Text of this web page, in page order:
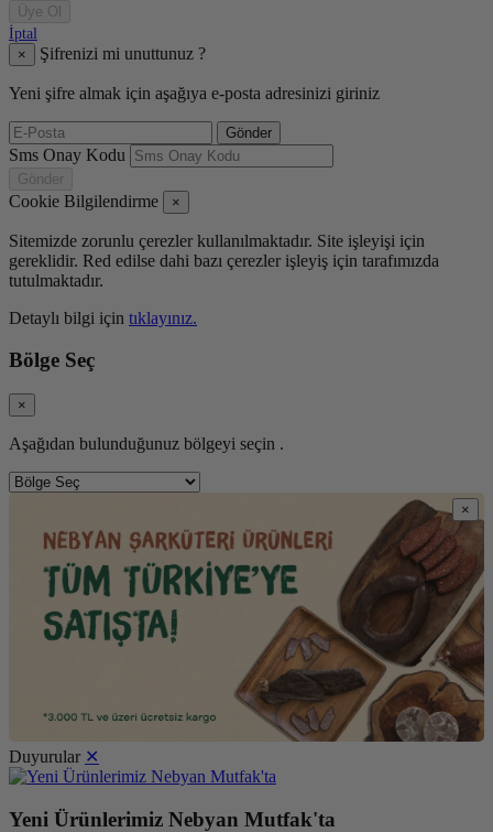
Üye Ol
İptal
×
Şifrenizi mi unuttunuz ?
Yeni şifre almak için aşağıya e-posta adresinizi giriniz
Gönder
Sms Onay Kodu
Gönder
Cookie Bilgilendirme ×
Sitemizde zorunlu çerezler kullanılmaktadır. Site işleyişi için
gereklidir. Red edilse dahi bazı çerezler işleyiş için tarafımızda
tutulmaktadır.
Detaylı bilgi için tıklayınız.
Bölge Seç
×
Aşağıdan bulunduğunuz bölgeyi seçin .
×
Duyurular ✕
Yeni Ürünlerimiz Nebyan Mutfak'ta